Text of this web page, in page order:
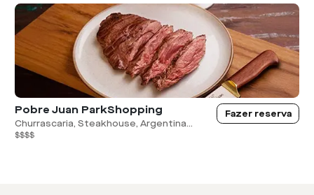
Pobre Juan ParkShopping
Churrascaria, Steakhouse, Argentina...
$$$$
Fazer reserva